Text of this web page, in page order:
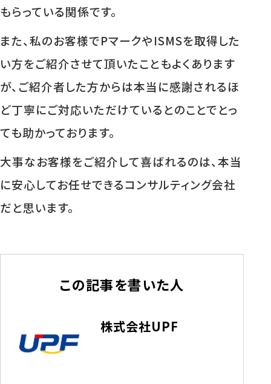
もらっている関係です。
また、私のお客様でPマークやISMSを取得した
い方をご紹介させて頂いたこともよくあります
が、ご紹介者した方からは本当に感謝されるほ
ど丁寧にご対応いただけているとのことでとっ
ても助かっております。
大事なお客様をご紹介して喜ばれるのは、本当
に安心してお任せできるコンサルティング会社
だと思います。
この記事を書いた人
株式会社UPF